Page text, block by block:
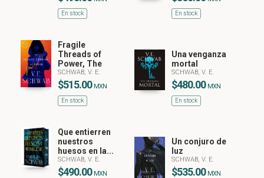
En stock En stock
Fragile
Threads of
Power, The
SCHWAB, V. E.
$515.00 MXN
En stock
Una venganza
mortal
SCHWAB, V. E.
$480.00 MXN
En stock
Que entierren
nuestros
huesos en la...
SCHWAB, V. E.
$490.00 MXN
Un conjuro de
luz
SCHWAB, V. E.
$535.00 MXN